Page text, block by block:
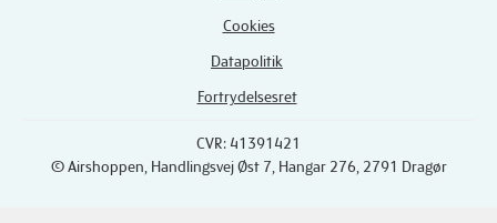
Cookies
Datapolitik
Fortrydelsesret
CVR: 41391421
© Airshoppen , Handlingsvej Øst 7, Hangar 276, 2791 Dragør